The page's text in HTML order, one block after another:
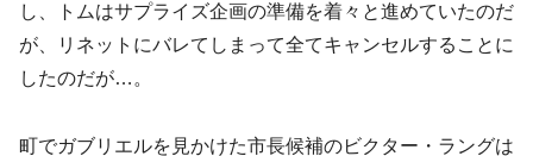
し、トムはサプライズ企画の準備を着々と進めていたのだ
が、リネットにバレてしまって全てキャンセルすることに
したのだが…。
町でガブリエルを見かけた市長候補のビクター・ラングは